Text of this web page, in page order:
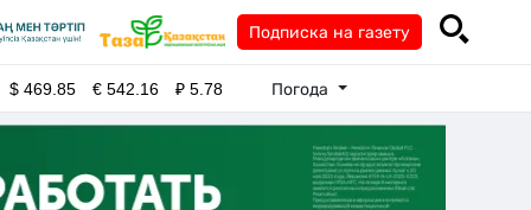
Подписка на газету
$469.85 €542.16 ₽5.78 Погода